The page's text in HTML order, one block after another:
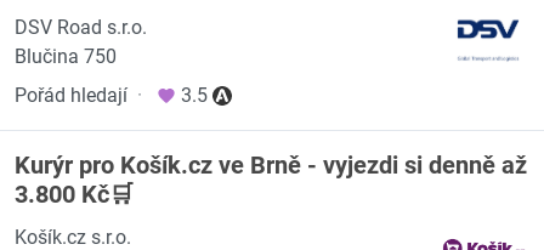
DSV Road s.r.o.
Blučina 750
Pořád hledají · 3.5
Kurýr pro Košík.cz ve Brně - vyjezdi si denně až
3.800 Kč🛒
Košík.cz s.r.o.